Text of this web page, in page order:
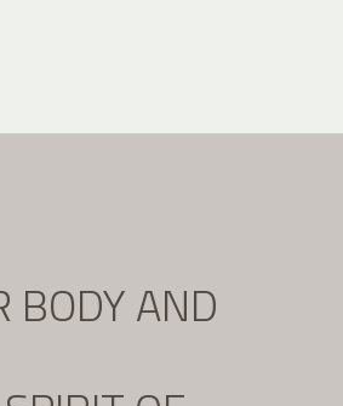
BODY AND